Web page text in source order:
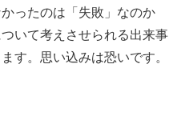
ったのは「失敗」なのか
いて考えさせられる出来事
す。思い込みは恐いです。